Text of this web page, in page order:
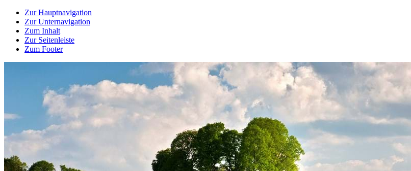
Zur Hauptnavigation
Zur Unternavigation
Zum Inhalt
Zur Seitenleiste
Zum Footer